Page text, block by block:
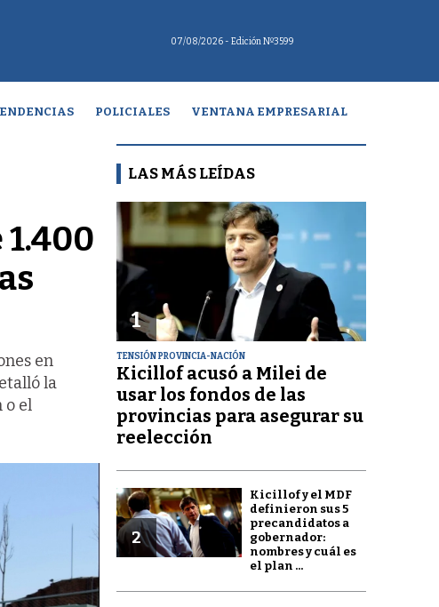
07/08/2026 - Edición Nº3599
POLICIALES VENTANA EMPRESARIAL
en
la
o el
LAS MÁS LEÍDAS
1
TENSIÓN PROVINCIA-NACIÓN
Kicillof acusó a Milei de
usar los fondos de las
provincias para asegurar su
reelección
2
Kicillof y el MDF
definieron sus 5
precandidatos a
gobernador:
nombres y cuál es
el plan ...